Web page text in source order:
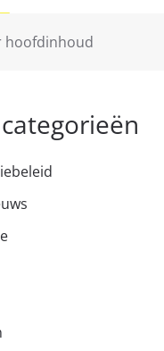
hoofdinhoud